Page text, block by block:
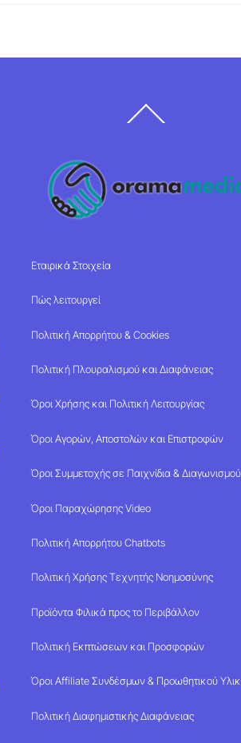
To
Εταιρικά Στοιχεία
Πώς λειτουργεί
Πολιτική Απορρήτου & Cookies
Πολιτική Πλουραλισμού και Διαφάνειας
Όροι Χρήσης και Πολιτική Λειτουργίας
Όροι Αγορών, Αποστολών και Επιστροφών
Όροι Συμμετοχής σε Παιχνίδια &
Όροι Παραχώρησης Video
Πολιτική Απορρήτου Chatbots
Πολιτική Χρήσης Τεχνητής Νοημοσύνης
Προϊόντα Φιλικά προς το Περιβάλλον
Πολιτική Εκπτώσεων και Προσφορών
Όροι Affiliate Συνδέσμων & Προωθητικού
Πολιτική Διαφημιστικής Διαφάνειας